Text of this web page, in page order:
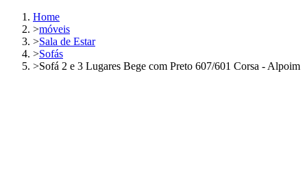
Home
>móveis
>Sala de Estar
>Sofás
>Sofá 2 e 3 Lugares Bege com Preto 607/601 Corsa - Alpoim